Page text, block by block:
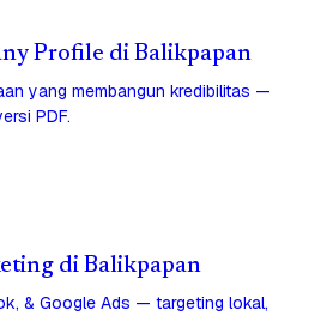
Profile di Balikpapan
yang membangun kredibilitas —
PDF.
di Balikpapan
& Google Ads — targeting lokal,